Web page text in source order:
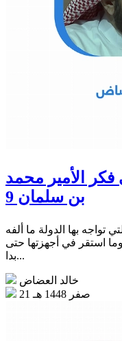
الأمير محمد
بن سلمان 9
تواجه بها الدولة ما ألفه
استقر في أجهزتها حتى
بدا...
خالد العضاض
21 صفر 1448 هـ